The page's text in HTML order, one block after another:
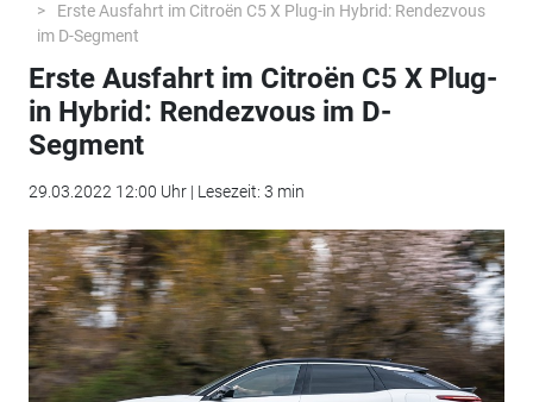
Erste Ausfahrt im Citroën C5 X Plug-in Hybrid: Rendezvous
im D-Segment
Erste Ausfahrt im Citroën C5 X Plug-
in Hybrid: Rendezvous im D-
Segment
29.03.2022 12:00 Uhr | Lesezeit: 3 min